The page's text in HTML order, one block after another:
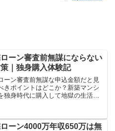
ーン審査前無謀にならない
｜独身購入体験記
ーン審査前無謀な申込金額だと見
きポイントはどこか？新築マンシ
独身時代に購入して地獄の生活を
ーン4000万年収650万は無